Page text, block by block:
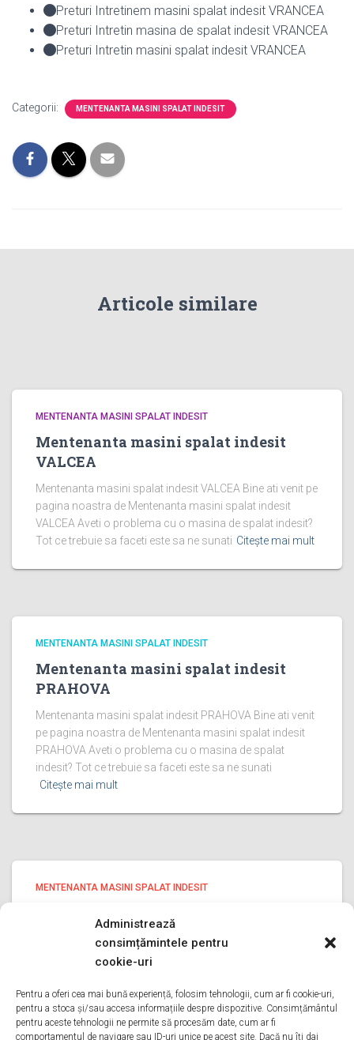
Administrează
consimțămintele pentru
cookie-uri
Pentru a oferi cea mai bună experiență, folosim tehnologii, cum ar fi cookie-uri,
pentru a stoca și/sau accesa informațiile despre dispozitive. Consimțământul
pentru aceste tehnologii ne permite să procesăm date, cum ar fi
comportamentul de navigare sau ID-uri unice pe acest site. Dacă nu îți dai
Preturi Intretinem masini spalat indesit VRANCEA
Preturi Intretin masina de spalat indesit VRANCEA
Preturi Intretin masini spalat indesit VRANCEA
Categorii: MENTENANTA MASINI SPALAT INDESIT
Articole similare
MENTENANTA MASINI SPALAT INDESIT
Mentenanta masini spalat indesit
VALCEA
Mentenanta masini spalat indesit VALCEA Bine ati venit pe
pagina noastra de Mentenanta masini spalat indesit
VALCEA Aveti o problema cu o masina de spalat indesit?
Tot ce trebuie sa faceti este sa ne sunati Citește mai mult
MENTENANTA MASINI SPALAT INDESIT
Mentenanta masini spalat indesit
PRAHOVA
Mentenanta masini spalat indesit PRAHOVA Bine ati venit
pe pagina noastra de Mentenanta masini spalat indesit
PRAHOVA Aveti o problema cu o masina de spalat
indesit? Tot ce trebuie sa faceti este sa ne sunati
Citește mai mult
MENTENANTA MASINI SPALAT INDESIT
Mentenanta masini spalat indesit ILFOV Bine ati venit pe
ILFOV Aveti o problema cu o masina de spalat indesit?
Tot ce trebuie sa faceti este sa ne sunati Citește mai mult